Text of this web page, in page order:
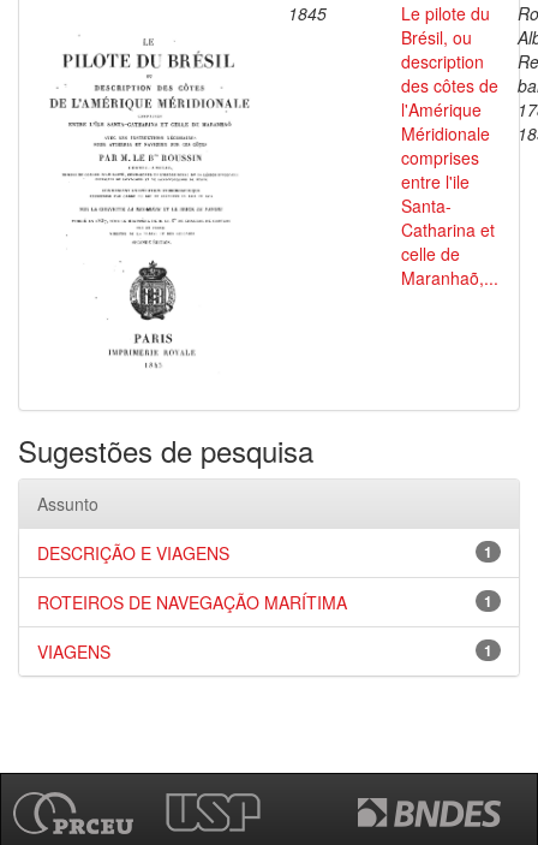
1845
Le pilote du
Brésil, ou
description
des côtes de
l'Amérique
Méridionale
comprises
entre l'ile
Santa-
Catharina et
celle de
Maranhaõ,...
Sugestões de pesquisa
Assunto
1
DESCRIÇÃO E VIAGENS
1
ROTEIROS DE NAVEGAÇÃO MARÍTIMA
1
VIAGENS